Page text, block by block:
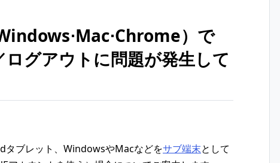
）で
グアウトに問題が発生して
タブレット、WindowsやMacなどをサブ端末として